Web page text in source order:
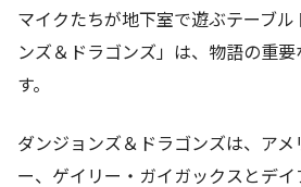
マイクたちが地下室で遊ぶテーブル
ンズ＆ドラゴンズ」は、物語の重
す。
ダンジョンズ＆ドラゴンズは、ア
ー、ゲイリー・ガイガックスとデ